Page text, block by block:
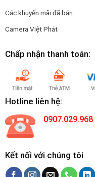
Các khuyến mãi đã bán
Camera Việt Phát
Chấp nhận thanh toán:
Hotline liên hệ:
0907.029.968
Kết nối với chúng tôi